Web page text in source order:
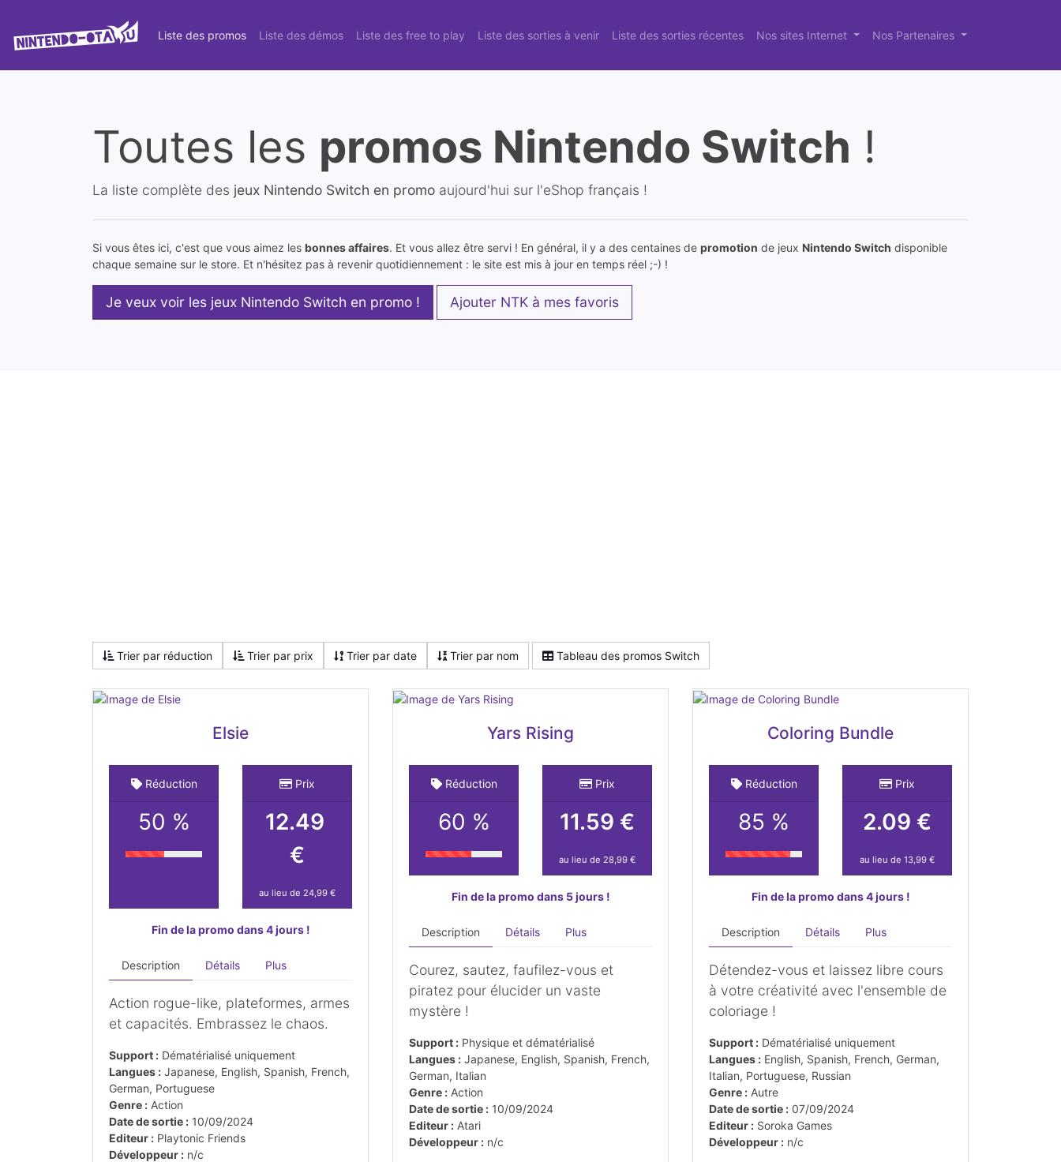
Liste des promos Liste des démos Liste des free to play Liste des sorties à venir Liste des sorties récentes Nos sites Internet Nos Partenaires
Toutes les promos Nintendo Switch !
La liste complète des jeux Nintendo Switch en promo aujourd'hui sur l'eShop français !
Si vous êtes ici, c'est que vous aimez les bonnes affaires. Et vous allez être servi ! En général, il y a des centaines de promotion de jeux Nintendo Switch disponible
chaque semaine sur le store. Et n'hésitez pas à revenir quotidiennement : le site est mis à jour en temps réel ;-) !
Je veux voir les jeux Nintendo Switch en promo ! Ajouter NTK à mes favoris
Trier par réduction Trier par prix Trier par date Trier par nom Tableau des promos Switch
Elsie
Réduction
50 %
Prix
12.49
€
au lieu de 24,99 €
Fin de la promo dans 4 jours !
Description Détails Plus
Action rogue-like, plateformes, armes
et capacités. Embrassez le chaos.
Support : Dématérialisé uniquement
Langues : Japanese, English, Spanish, French,
German, Portuguese
Genre : Action
Date de sortie : 10/09/2024
Editeur : Playtonic Friends
Développeur : n/c
Yars Rising
Réduction
60 %
Prix
11.59 €
au lieu de 28,99 €
Fin de la promo dans 5 jours !
Description Détails Plus
Courez, sautez, faufilez-vous et
piratez pour élucider un vaste
mystère !
Support : Physique et dématérialisé
Langues : Japanese, English, Spanish, French,
German, Italian
Genre : Action
Date de sortie : 10/09/2024
Editeur : Atari
Développeur : n/c
Coloring Bundle
Réduction
85 %
Prix
2.09 €
au lieu de 13,99 €
Fin de la promo dans 4 jours !
Description Détails Plus
Détendez-vous et laissez libre cours
à votre créativité avec l'ensemble de
coloriage !
Support : Dématérialisé uniquement
Langues : English, Spanish, French, German,
Italian, Portuguese, Russian
Genre : Autre
Date de sortie : 07/09/2024
Editeur : Soroka Games
Développeur : n/c